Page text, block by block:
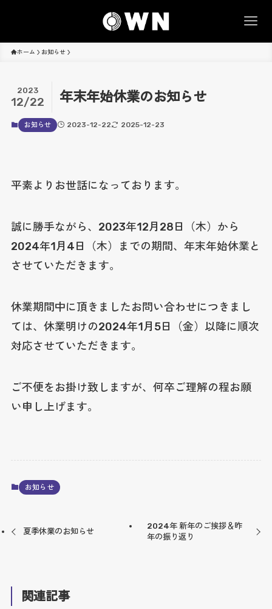
ホーム お知らせ
年末年始休業のお知らせ
2023
12/22
お知らせ 2023-12-22 2025-12-23
平素よりお世話になっております。
誠に勝手ながら、2023年12月28日（木）から
2024年1月4日（木）までの期間、年末年始休業と
させていただきます。
休業期間中に頂きましたお問い合わせにつきまし
ては、休業明けの2024年1月5日（金）以降に順次
対応させていただきます。
ご不便をお掛け致しますが、何卒ご理解の程お願
い申し上げます。
お知らせ
夏季休業のお知らせ
2024年 新年のご挨拶＆昨
年の振り返り
関連記事